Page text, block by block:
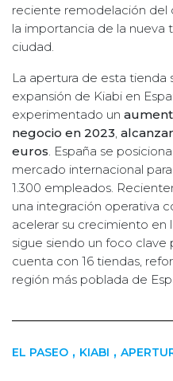
reciente remodelación del
la importancia de la nueva
ciudad.
La apertura de esta tienda
expansión de Kiabi en
experimentado un
negocio en 2023
euros . España se
mercado internacional
1.300 empleados.
una integración operativa
acelerar su crecimiento en
sigue siendo un foco clave
cuenta con 16 tiendas,
región más poblada de
EL PASEO , KIABI ,